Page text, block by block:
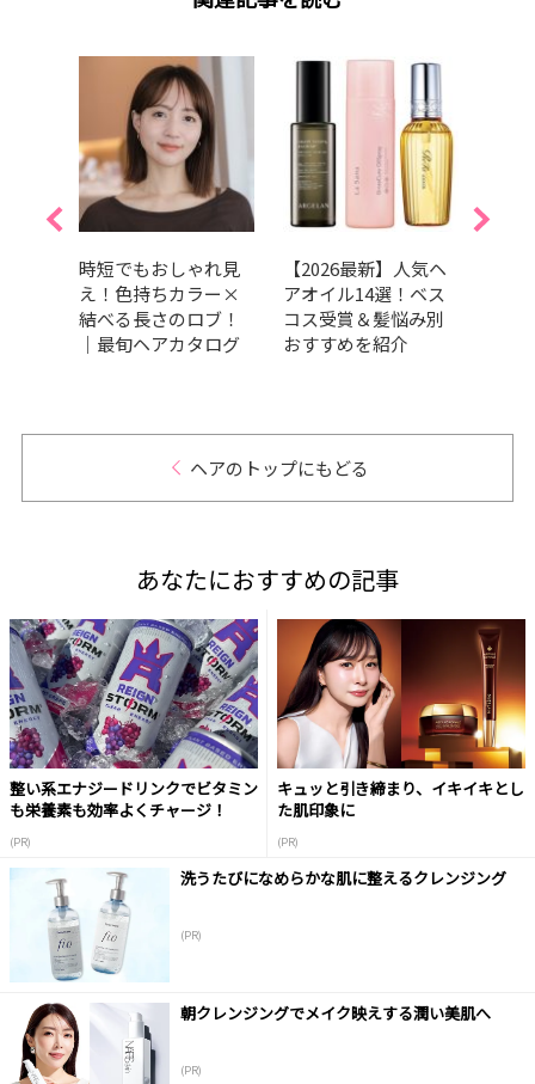
時短でもおしゃれ見
え！色持ちカラー×
結べる長さのロブ！
｜最旬ヘアカタログ
【2026最新】人気ヘ
アオイル14選！ベス
コス受賞＆髪悩み別
おすすめを紹介
ヘアのトップにもどる
あなたにおすすめの記事
整い系エナジードリンクでビタミン
も栄養素も効率よくチャージ！
(PR)
キュッと引き締まり、イキイキとし
た肌印象に
(PR)
洗うたびになめらかな肌に整えるクレンジング
(PR)
朝クレンジングでメイク映えする潤い美肌へ
(PR)